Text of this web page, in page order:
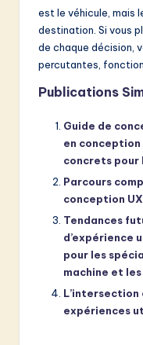
est le véhicule, mais
destination. Si vous
de chaque décision,
percutantes,
Publications
Guide de
en conception
concrets pour
Parcours
conception
Tendances
d’expérience
pour les
machine et
L’intersection
expériences